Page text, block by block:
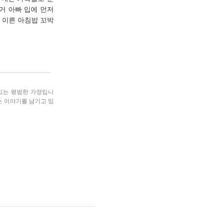
아빠 입에 먼저
른 아침밥 꼬박
평범한 가장입니
이야기를 남기고 있